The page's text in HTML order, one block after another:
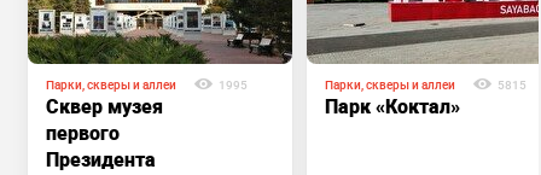
Парки, скверы и аллеи 1995
Сквер музея
первого
Президента
Парки, скверы и аллеи 5815
Парк «Коктал»